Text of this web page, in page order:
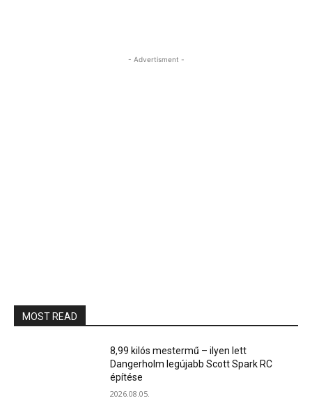
- Advertisment -
MOST READ
8,99 kilós mestermű – ilyen lett
Dangerholm legújabb Scott Spark RC
építése
2026.08.05.